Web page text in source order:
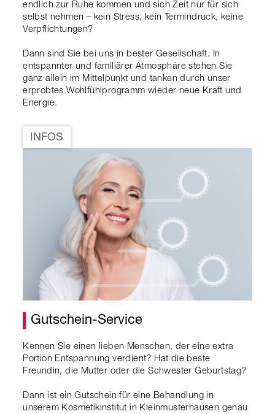
endlich zur Ruhe kommen und sich Zeit nur für sich
selbst nehmen – kein Stress, kein Termindruck, keine
Verpflichtungen?
Dann sind Sie bei uns in bester Gesellschaft. In
entspannter und familiärer Atmosphäre stehen Sie
ganz allein im Mittelpunkt und tanken durch unser
erprobtes Wohlfühlprogramm wieder neue Kraft und
Energie.
INFOS
Gutschein-Service
Kennen Sie einen lieben Menschen, der eine extra
Portion Entspannung verdient? Hat die beste
Freundin, die Mutter oder die Schwester Geburtstag?
Dann ist ein Gutschein für eine Behandlung in
unserem Kosmetikinstitut in Kleinmusterhausen genau